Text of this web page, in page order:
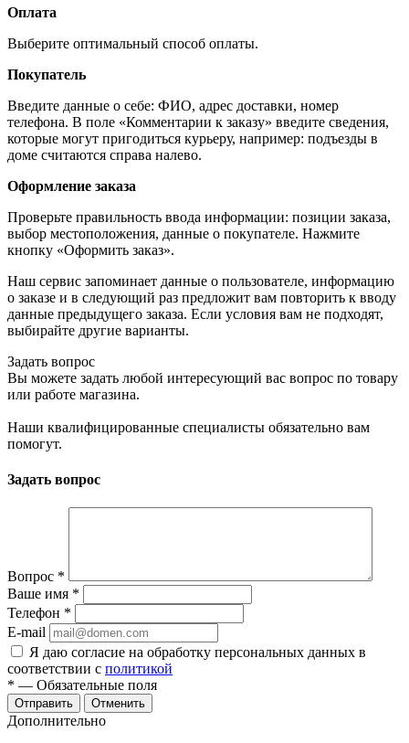
Оплата
Выберите оптимальный способ оплаты.
Покупатель
Введите данные о себе: ФИО, адрес доставки, номер
телефона. В поле «Комментарии к заказу» введите сведения,
которые могут пригодиться курьеру, например: подъезды в
доме считаются справа налево.
Оформление заказа
Проверьте правильность ввода информации: позиции заказа,
выбор местоположения, данные о покупателе. Нажмите
кнопку «Оформить заказ».
Наш сервис запоминает данные о пользователе, информацию
о заказе и в следующий раз предложит вам повторить к вводу
данные предыдущего заказа. Если условия вам не подходят,
выбирайте другие варианты.
Задать вопрос
Вы можете задать любой интересующий вас вопрос по товару
или работе магазина.
Наши квалифицированные специалисты обязательно вам
помогут.
Задать вопрос
Вопрос *
Ваше имя *
Телефон *
E-mail
Я даю согласие на обработку персональных данных в
соответствии с политикой
* — Обязательные поля
Отменить
Дополнительно